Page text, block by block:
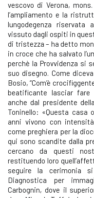
vescovo di Verona,
l’ampliamento e la
lungodegenza
vissuto dagli ospiti in
di tristezza – ha detto
in croce che ha salvato
perchè la Provvidenza si
suo disegno. Come
Bosio, “Com’è
beatificante lasciar
anche dal presidente
Toninello: «Questa casa
anni vivono con
come preghiera per la
qui sono scandite dalla
cercano da questi
restituendo loro
seguire la cerimonia
Diagnostica per
Carbognin, dove il